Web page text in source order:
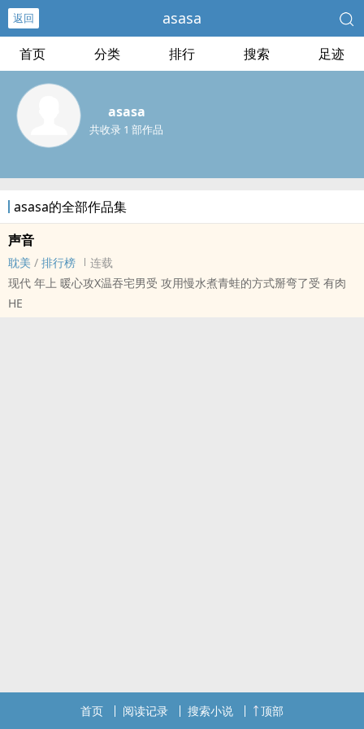
返回 asasa
首页 分类 排行 搜索 足迹
asasa
共收录 1 部作品
asasa的全部作品集
声音
耽美 / 排行榜
连载
现代 年上 暖心攻X温吞宅男受 攻用慢水煮青蛙的方式掰弯了受 有肉
HE
首页 阅读记录 搜索小说 顶部